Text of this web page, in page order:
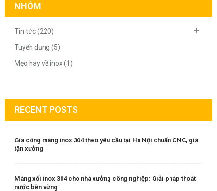
NHÓM
Tin tức (220)
Tuyển dụng (5)
Mẹo hay về inox (1)
RECENT POSTS
Gia công máng inox 304 theo yêu cầu tại Hà Nội chuẩn CNC, giá
tận xưởng
Máng xối inox 304 cho nhà xưởng công nghiệp: Giải pháp thoát
nước bền vững